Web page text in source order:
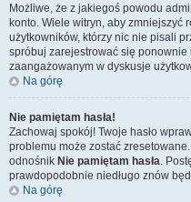
Możliwe, że z jakiegoś powodu
konto. Wiele witryn, aby zmniejszyć
użytkowników, którzy nic nie pisali
spróbuj zarejestrować się ponownie
zaangażowanym w dyskusje
Na górę
Nie pamiętam hasła!
Zachowaj spokój! Twoje hasło
problemu może zostać
odnośnik Nie pamiętam hasła.
prawdopodobnie niedługo znów
Na górę